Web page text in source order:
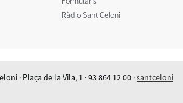
Ràdio Sant Celoni
· Plaça de la Vila, 1 · 93 864 12 00 ·santceloni